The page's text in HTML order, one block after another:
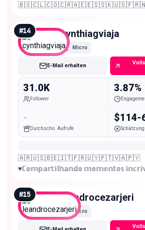
#14 cynthiagviaja
Micro
E-Mail erhalten
31.0K
Follower
3.87%
-
Durchschn. Aufrufe
$114-
🇦🇷🇺🇸🇧🇪🇮🇹🇫🇷🇺🇾🇵🇹🇻🇦🇵🇾
♥️ℂ𝕠𝕞𝕡𝕒𝕣𝕥𝕚𝕝𝕙𝕒𝕟𝕕𝕠 𝕞𝕠𝕞𝕖𝕟𝕥𝕠𝕤
🇧🇷
#15 leandrocezarjeri
Micro